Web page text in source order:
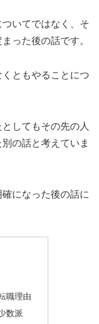
いてではなく、そ
った後の話です。
ともやることにつ
してもその先の人
の話と考えていま
になった後の話に
職理由
数派